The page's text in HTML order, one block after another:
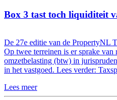
Box 3 tast toch liquiditeit
De 27e editie van de PropertyNL
Op twee terreinen is er sprake
omzetbelasting (btw) in
in het vastgoed. Lees verder:
Lees meer